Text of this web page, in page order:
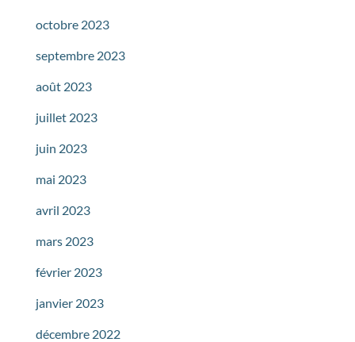
octobre 2023
septembre 2023
août 2023
juillet 2023
juin 2023
mai 2023
avril 2023
mars 2023
février 2023
janvier 2023
décembre 2022